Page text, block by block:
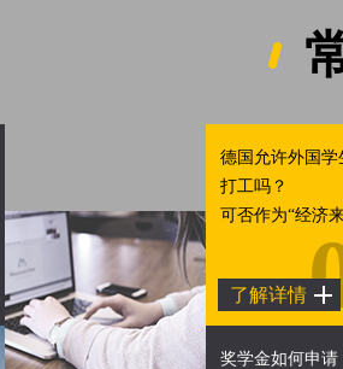
德国允许外国学
打工吗？
可否作为“经济
了解详情
奖学金如何申请